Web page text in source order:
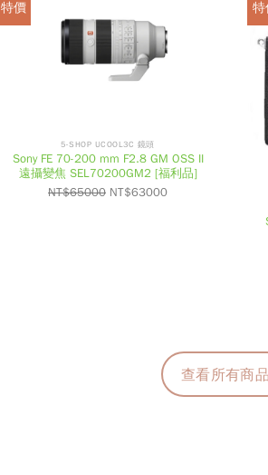
特價
5-SHOP UCOOL3C 鏡頭
Sony FE 70-200 mm F2.8 GM OSS II
遠攝變焦 SEL70200GM2 [福利品]
NT$65000 NT$63000
特
查看所有商品